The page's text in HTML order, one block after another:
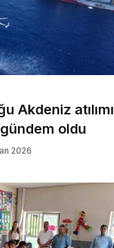
Akdeniz atılımı
oldu
2026